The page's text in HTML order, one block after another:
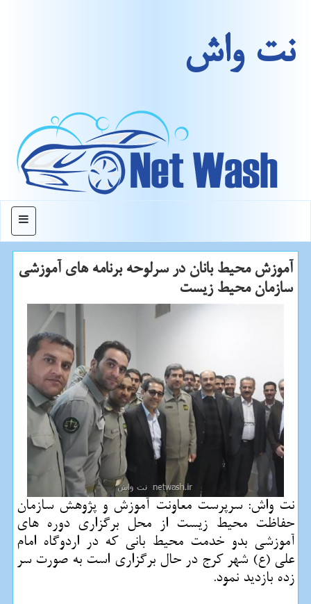
نت واش
منو
آموزش محیط بانان در سرلوحه برنامه های آموزشی
سازمان محیط زیست
نت واش: سرپرست معاونت آموزش و پژوهش سازمان
حفاظت محیط زیست از محل برگزاری دوره های
آموزشی بدو خدمت محیط بانی كه در اردوگاه امام
علی (ع) شهر كرج در حال برگزاری است به صورت سر
زده بازدید نمود.